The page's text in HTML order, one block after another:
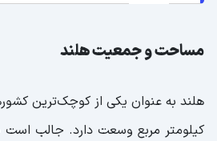
مساحت و جمعیت هلند
کیلومتر مربع وسعت دارد. جالب است